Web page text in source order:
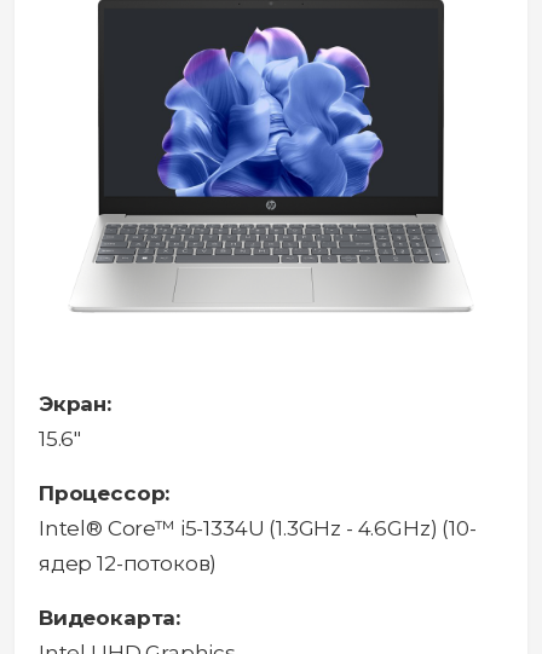
Экран:
15.6"
Процессор:
Intel® Core™ i5-1334U (1.3GHz - 4.6GHz) (10-
ядер 12-потоков)
Видеокарта: